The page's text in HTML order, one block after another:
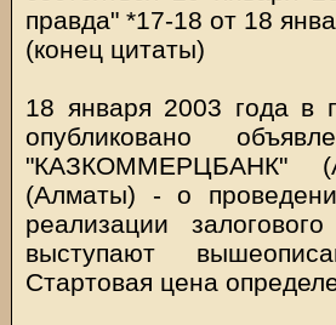
правда" *17-18 от 18
(конец цитаты)
18 января 2003 года в
опубликовано
"КАЗКОММЕРЦБАНК"
(Алматы) - о
реализации
выступают
Стартовая цена